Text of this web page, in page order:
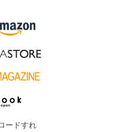
ードすれ